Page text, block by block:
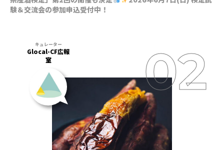
験＆交流会の参加申込受付中！
Glocal-CF広報
室